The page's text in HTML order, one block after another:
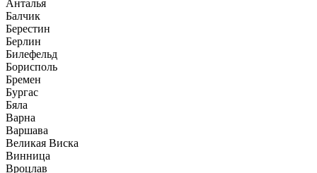
Анталья
Балчик
Берестин
Берлин
Билефельд
Борисполь
Бремен
Бургас
Бяла
Варна
Варшава
Великая Виска
Винница
Вроцлав